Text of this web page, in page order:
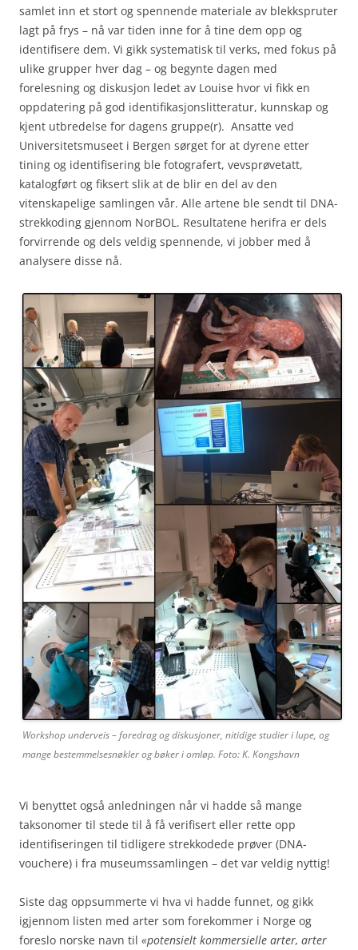
samlet inn et stort og spennende materiale av blekkspruter
lagt på frys – nå var tiden inne for å tine dem opp og
identifisere dem. Vi gikk systematisk til verks, med fokus på
ulike grupper hver dag – og begynte dagen med
forelesning og diskusjon ledet av Louise hvor vi fikk en
oppdatering på god identifikasjonslitteratur, kunnskap og
kjent utbredelse for dagens gruppe(r). Ansatte ved
Universitetsmuseet i Bergen sørget for at dyrene etter
tining og identifisering ble fotografert, vevsprøvetatt,
katalogført og fiksert slik at de blir en del av den
vitenskapelige samlingen vår. Alle artene ble sendt til DNA-
strekkoding gjennom NorBOL. Resultatene herifra er dels
forvirrende og dels veldig spennende, vi jobber med å
analysere disse nå.
Workshop underveis – foredrag og diskusjoner, nitidige studier i lupe, og
mange bestemmelsesnøkler og bøker i omløp. Foto: K. Kongshavn
Vi benyttet også anledningen når vi hadde så mange
taksonomer til stede til å få verifisert eller rette opp
identifiseringen til tidligere strekkodede prøver (DNA-
vouchere) i fra museumssamlingen – det var veldig nyttig!
Siste dag oppsummerte vi hva vi hadde funnet, og gikk
igjennom listen med arter som forekommer i Norge og
foreslo norske navn til «potensielt kommersielle arter, arter